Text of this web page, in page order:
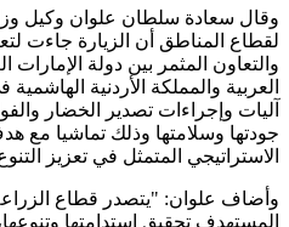
وقال سعادة سلطان علوان وكيل
لقطاع المناطق أن الزيارة جاءت
والتعاون المثمر بين دولة الإمارات
العربية والمملكة الأردنية
آليات وإجراءات تصدير الخضار
جودتها وسلامتها وذلك تماشيا مع
الاستراتيجي المتمثل في تعزيز
وأضاف علوان: "يتصدر قطاع
المستهدف تحقيق استدامتها